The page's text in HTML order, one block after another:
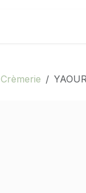
Crèmerie